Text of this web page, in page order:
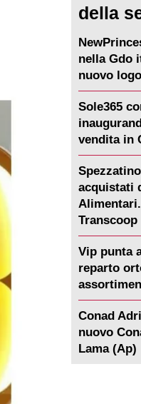
della
nella Gdo
nuovo logo
Sole365
vendita in
acquistati
Transcoop
Vip punta
reparto
Conad
nuovo
Lama (Ap)